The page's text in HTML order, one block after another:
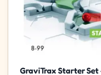
GraviTrax Starter